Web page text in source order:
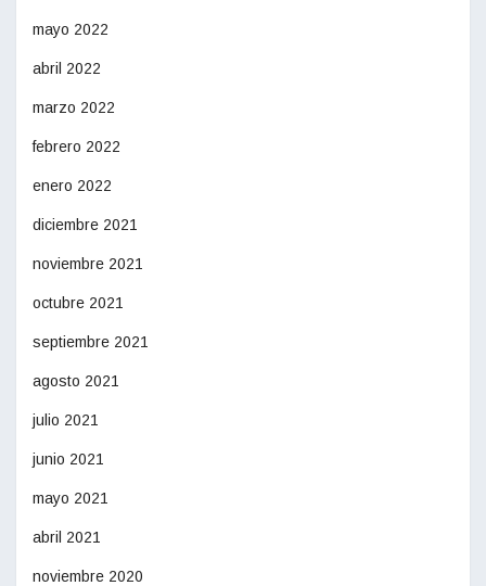
mayo 2022
abril 2022
marzo 2022
febrero 2022
enero 2022
diciembre 2021
noviembre 2021
octubre 2021
septiembre 2021
agosto 2021
julio 2021
junio 2021
mayo 2021
abril 2021
noviembre 2020